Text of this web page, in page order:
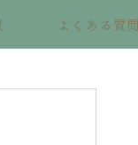
よくある質問